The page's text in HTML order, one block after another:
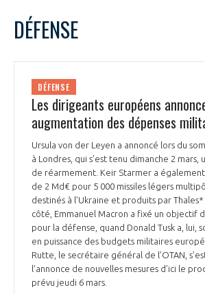
DÉFENSE
DÉFENSE
Les dirigeants européens
augmentation des dépenses
Ursula von der Leyen a annoncé lors du
à Londres, qui s’est tenu dimanche 2 mars,
de réarmement. Keir Starmer a également
de 2 Md€ pour 5 000 missiles légers
destinés à l’Ukraine et produits par
côté, Emmanuel Macron a fixé un objectif
pour la défense, quand Donald Tusk a, lui,
en puissance des budgets militaires
Rutte, le secrétaire général de l’OTAN,
l’annonce de nouvelles mesures d’ici le
prévu jeudi 6 mars.